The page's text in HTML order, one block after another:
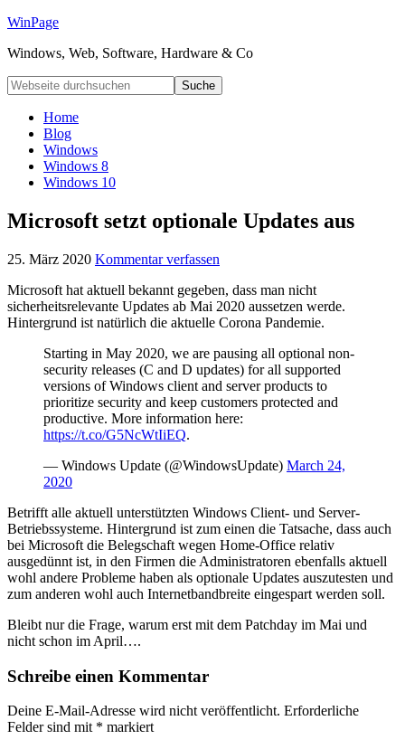
WinPage
Windows, Web, Software, Hardware & Co
Home
Blog
Windows
Windows 8
Windows 10
Microsoft setzt optionale Updates aus
25. März 2020 Kommentar verfassen
Microsoft hat aktuell bekannt gegeben, dass man nicht
sicherheitsrelevante Updates ab Mai 2020 aussetzen werde.
Hintergrund ist natürlich die aktuelle Corona Pandemie.
Starting in May 2020, we are pausing all optional non-
security releases (C and D updates) for all supported
versions of Windows client and server products to
prioritize security and keep customers protected and
productive. More information here:
https://t.co/G5NcWtIiEQ.
— Windows Update (@WindowsUpdate) March 24,
2020
Betrifft alle aktuell unterstützten Windows Client- und Server-
Betriebssysteme. Hintergrund ist zum einen die Tatsache, dass auch
bei Microsoft die Belegschaft wegen Home-Office relativ
ausgedünnt ist, in den Firmen die Administratoren ebenfalls aktuell
wohl andere Probleme haben als optionale Updates auszutesten und
zum anderen wohl auch Internetbandbreite eingespart werden soll.
Bleibt nur die Frage, warum erst mit dem Patchday im Mai und
nicht schon im April….
Schreibe einen Kommentar
Deine E-Mail-Adresse wird nicht veröffentlicht. Erforderliche
Felder sind mit * markiert